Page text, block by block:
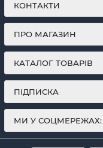
КОНТАКТИ
ПРО МАГАЗИН
КАТАЛОГ ТОВАРІВ
ПІДПИСКА
МИ У СОЦМЕРЕЖАХ: